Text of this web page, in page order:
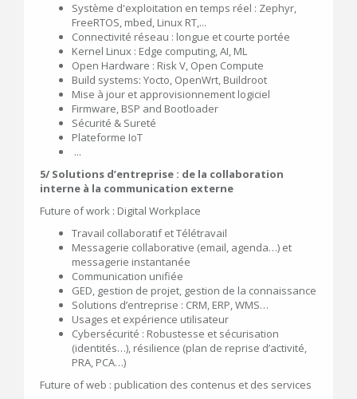
Système d'exploitation en temps réel : Zephyr,
FreeRTOS, mbed, Linux RT,...
Connectivité réseau : longue et courte portée
Kernel Linux : Edge computing, AI, ML
Open Hardware : Risk V, Open Compute
Build systems: Yocto, OpenWrt, Buildroot
Mise à jour et approvisionnement logiciel
Firmware, BSP and Bootloader
Sécurité & Sureté
Plateforme IoT
...
5/ Solutions d’entreprise : de la collaboration
interne à la communication externe
Future of work : Digital Workplace
Travail collaboratif et Télétravail
Messagerie collaborative (email, agenda…) et
messagerie instantanée
Communication unifiée
GED, gestion de projet, gestion de la connaissance
Solutions d’entreprise : CRM, ERP, WMS…
Usages et expérience utilisateur
Cybersécurité : Robustesse et sécurisation
(identités…), résilience (plan de reprise d’activité,
PRA, PCA…)
Future of web : publication des contenus et des services